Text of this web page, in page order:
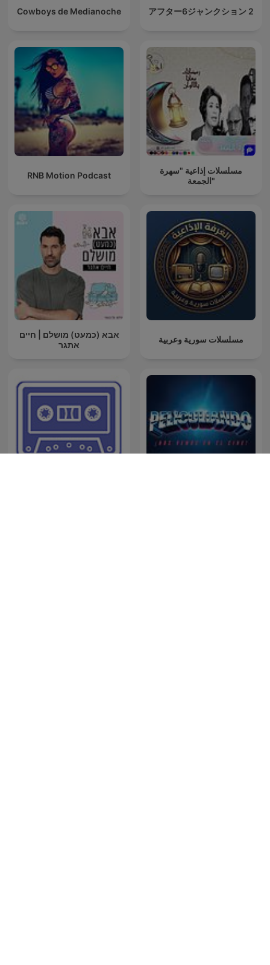
Cowboys de Medianoche アフター6ジャンクション 2
RNB Motion Podcast
مسلسلات إذاعية "سهرة
الجمعة"
אבא (כמעט) מושלם | חיים
אתגר
مسلسلات سورية وعربية